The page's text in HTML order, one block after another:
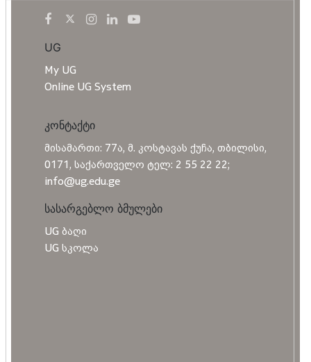
UG
My UG
Online UG System
კონტაქტი
მისამართი: 77ა, მ. კოსტავას ქუჩა, თბილისი,
0171, საქართველო ტელ: 2 55 22 22;
info@ug.edu.ge
სასარგებლო ბმულები
UG ბაღი
UG სკოლა